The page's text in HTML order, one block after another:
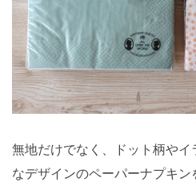
無地だけでなく、ドット柄やイ
なデザインのペーパーナプキン